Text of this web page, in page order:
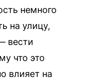
немного
на улицу,
вести
что это
влияет на